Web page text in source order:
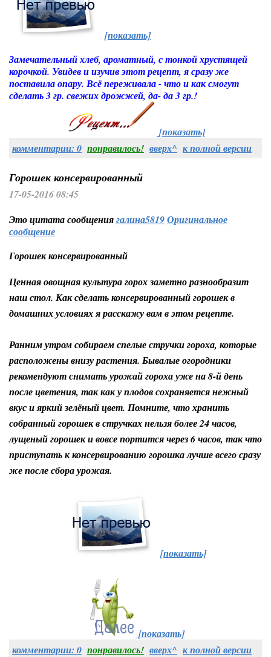
[показать]
Замечательный хлеб, ароматный, с тонкой хрустящей
корочкой. Увидев и изучив этот рецепт, я сразу же
поставила опару. Всё переживала - что и как смогут
сделать 3 гр. свежих дрожжей, да- да 3 гр.!
[показать]
комментарии: 0 понравилось! вверх^ к полной версии
Горошек консервированный
17-05-2016 08:45
Это цитата сообщениягалина5819Оригинальное
сообщение
Горошек консервированный
Ценная овощная культура горох заметно разнообразит
наш стол. Как сделать консервированный горошек в
домашних условиях я расскажу вам в этом рецепте.
Ранним утром собираем спелые стручки гороха, которые
расположены внизу растения. Бывалые огородники
рекомендуют снимать урожай гороха уже на 8-й день
после цветения, так как у плодов сохраняется нежный
вкус и яркий зелёный цвет. Помните, что хранить
собранный горошек в стручках нельзя более 24 часов,
лущеный горошек и вовсе портится через 6 часов, так что
приступать к консервированию горошка лучше всего сразу
же после сбора урожая.
[показать]
[показать]
комментарии: 0 понравилось! вверх^ к полной версии